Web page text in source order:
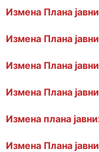
Измена Плана
Измена Плана
Измена Плана
Измена Плана
Измена плана
Измена Плана